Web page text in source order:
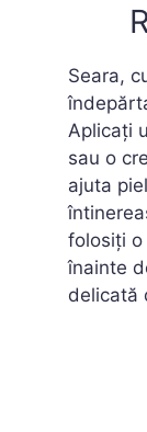
Seara,
Aplicați
sau o
ajuta
folosiți o
înainte
delicată